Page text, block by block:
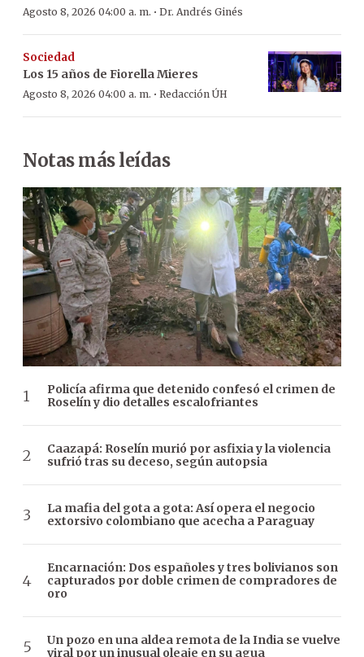
Agosto 8, 2026 04:00 a. m. · Dr. Andrés Ginés
Sociedad
Los 15 años de Fiorella Mieres
Agosto 8, 2026 04:00 a. m. · Redacción ÚH
Notas más leídas
Policía afirma que detenido confesó el crimen de
Roselín y dio detalles escalofriantes
Caazapá: Roselín murió por asfixia y la violencia
sufrió tras su deceso, según autopsia
La mafia del gota a gota: Así opera el negocio
extorsivo colombiano que acecha a Paraguay
Encarnación: Dos españoles y tres bolivianos son
capturados por doble crimen de compradores de
oro
Un pozo en una aldea remota de la India se vuelve
viral por un inusual oleaje en su agua